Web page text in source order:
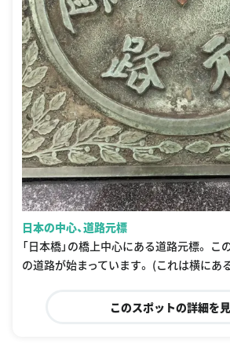
日本の中心、道路元標
「日本橋」の橋上中心にある道路元標。
の道路が始まっています。 (これは横にあ
このスポットの詳細を